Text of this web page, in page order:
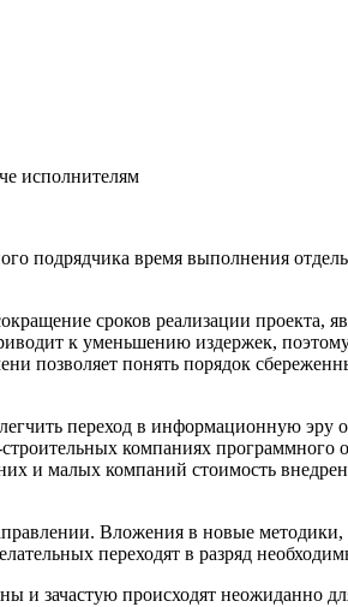
исполнителям
подрядчика время выполнения
сроков реализации
к уменьшению издержек,
позволяет понять порядок
переход в информационную эру
компаниях
и малых компаний стоимость
Вложения в новые
переходят в разряд
и зачастую происходят неожиданно